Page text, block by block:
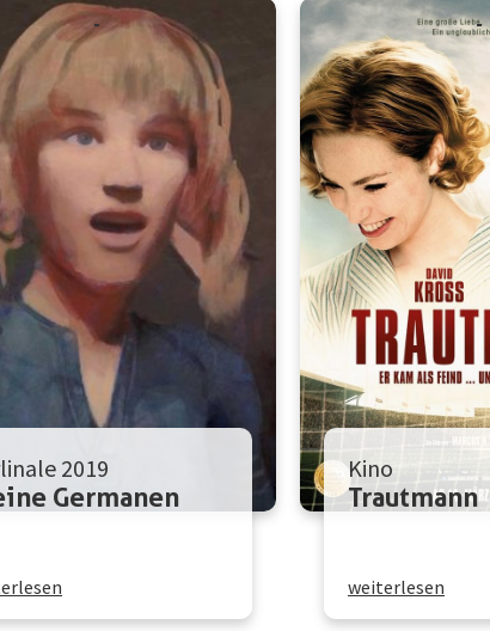
2019
Germanen
Kino
Trautmann
weiterlesen